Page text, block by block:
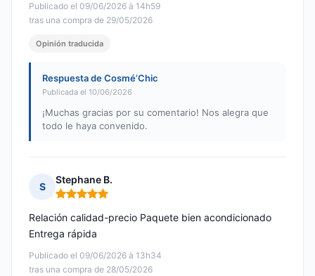
Publicado el 09/06/2026 à 14h59
tras una compra de 29/05/2026
Opinión traducida
Respuesta de Cosmé’Chic
Publicada el 10/06/2026
¡Muchas gracias por su comentario! Nos alegra que
todo le haya convenido.
S
Stephane B.
Nota: 5 de 5
Publicado el 09/06/2026 à 13h34
tras una compra de 28/05/2026
Relación calidad-precio Paquete bien acondicionado
Entrega rápida